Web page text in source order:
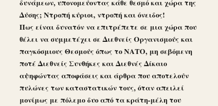
δυνάμεων, υπονομεύοντας κάθε θεσμό και χώρα της
Δύσης; Ντροπή κύριοι, ντροπή και όνειδος!
Πως είναι δυνατόν να επιτρέπετε σε μια χώρα που
θέλει να συμμετέχει σε Διεθνείς Οργανισμούς και
παγκόσμιους Θεσμούς όπως το ΝΑΤΟ, μη σεβόμενη
ποτέ Διεθνείς Συνθήκες και Διεθνές Δίκαιο
αψηφώντας αποφάσεις και άρθρα που αποτελούν
πυλώνες των καταστατικών τους, όταν απειλεί
μονίμως με πόλεμο δυο από τα κράτη-μέλη του